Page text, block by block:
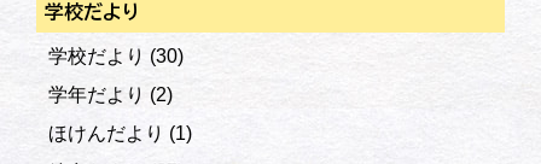
学校だより
学校だより (30)
学年だより (2)
ほけんだより (1)